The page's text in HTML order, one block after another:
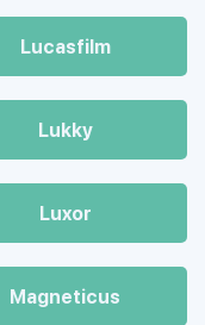
Lucasfilm
Lukky
Luxor
Magneticus